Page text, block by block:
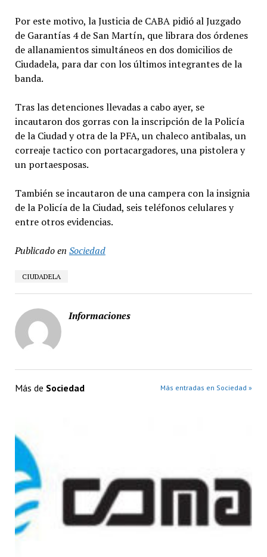
Por este motivo, la Justicia de CABA pidió al Juzgado
de Garantías 4 de San Martín, que librara dos órdenes
de allanamientos simultáneos en dos domicilios de
Ciudadela, para dar con los últimos integrantes de la
banda.
Tras las detenciones llevadas a cabo ayer, se
incautaron dos gorras con la inscripción de la Policía
de la Ciudad y otra de la PFA, un chaleco antibalas, un
correaje tactico con portacargadores, una pistolera y
un portaesposas.
También se incautaron de una campera con la insignia
de la Policía de la Ciudad, seis teléfonos celulares y
entre otros evidencias.
Publicado en Sociedad
CIUDADELA
Informaciones
Más de Sociedad Más entradas en Sociedad »